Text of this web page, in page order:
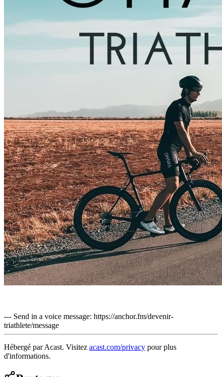
--- Send in a voice message: https://anchor.fm/devenir-
triathlete/message
Hébergé par Acast. Visitez acast.com/privacy pour plus
d'informations.